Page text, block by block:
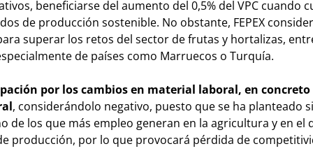
beneficiarse del aumento del 0,5% del VPC cuando
de producción sostenible. No obstante, FEPEX
superar los retos del sector de frutas y hortalizas,
de países como Marruecos o Turquía.
por los cambios en material laboral, en concreto
, considerándolo negativo, puesto que se ha planteado
los que más empleo generan en la agricultura y en el
producción, por lo que provocará pérdida de